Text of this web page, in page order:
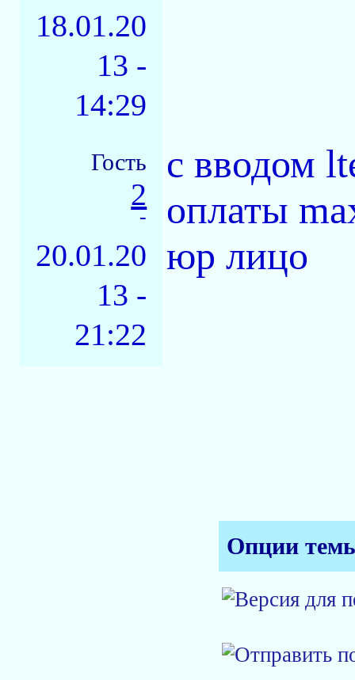
18.01.20
13 -
14:29
Гость
2
-
20.01.20
13 -
21:22
с вводом
оплаты
юр лицо
Опции